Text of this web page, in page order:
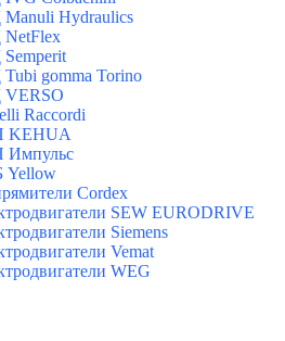
Hydraulics
NetFlex
gomma Torino
VERSO
Raccordi
KEHUA
Импульс
Yellow
Cordex
SEW EURODRIVE
Siemens
Vemat
WEG